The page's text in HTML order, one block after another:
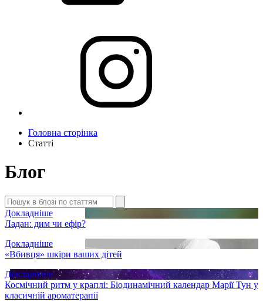
Головна сторінка
Статті
Блог
Докладніше
Ладан: дим чи ефір?
Докладніше
«Вбивця» шкіри ваших дітей
Докладніше
Космічний ритм у краплі: Біодинамічний календар Марії Тун у
класичній ароматерапії